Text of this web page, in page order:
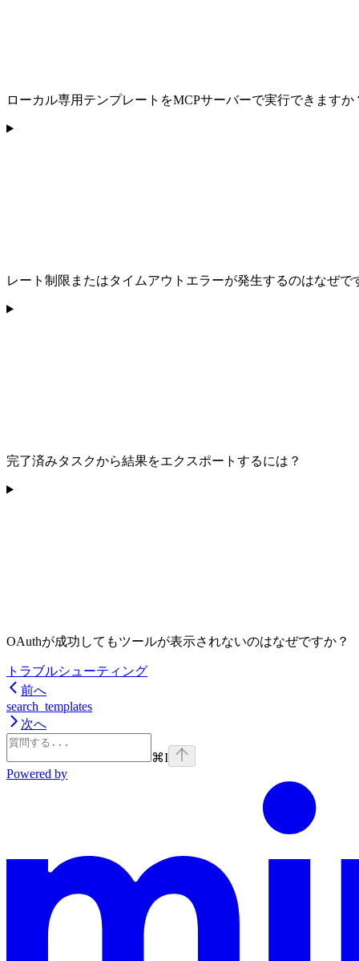
ローカル専用テンプレートをMCPサーバーで実行できますか
レート制限またはタイムアウトエラーが発生するのはなぜで
完了済みタスクから結果をエクスポートするには？
OAuthが成功してもツールが表示されないのはなぜですか？
トラブルシューティング
前へ
search_templates
次へ
⌘I
Powered by